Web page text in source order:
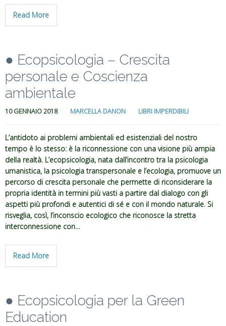
Read More
● Ecopsicologia – Crescita
personale e Coscienza
ambientale
10 GENNAIO 2018 MARCELLA DANON LIBRI IMPERDIBILI
L’antidoto ai problemi ambientali ed esistenziali del nostro
tempo è lo stesso: è la riconnessione con una visione più ampia
della realtà. L’ecopsicologia, nata dall’incontro tra la psicologia
umanistica, la psicologia transpersonale e l’ecologia, promuove un
percorso di crescita personale che permette di riconsiderare la
propria identità in termini più vasti a partire dal dialogo con gli
aspetti più profondi e autentici di sé e con il mondo naturale. Si
risveglia, così, l’inconscio ecologico che riconosce la stretta
interconnessione con…
Read More
● Ecopsicologia per la Green
Education